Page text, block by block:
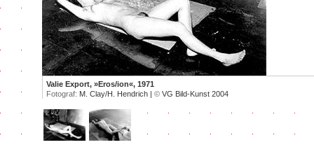
Valie Export, »Eros/ion«, 1971
Fotograf: M. Clay/H. Hendrich | © VG Bild-Kunst 2004